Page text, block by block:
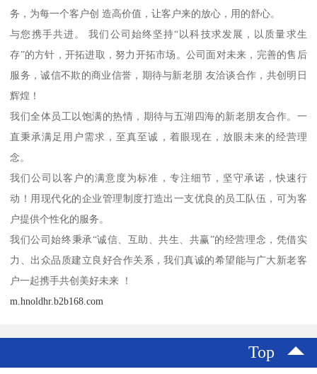
务，为每一个客户创 造高价值，让客户来的放心，用的舒心。
与您携手共进。 我们公司始终坚持“以科技求发展，以质量求生
存”的方针，开拓进取，努力开拓市场。公司面对未来，完善的售后
服务，诚信不欺的商业信誉，期待与新老朋 友洽谈合作，共创明日
辉煌！
我们全体员工以饱满的热情，期待与五湖四海的新老朋友合作。一
直秉承满足用户需求，至真至诚，着眼现在，放眼未来的经营理
念。
我们公司以客户的满意度为标准，专注细节，坚守承诺，快速行
动！用现代化的企业管理制度打造出一支优良的员工队伍，可为客
户提供个性化的服务。
我们公司始终秉承“诚信、互助、共生、共赢”的经营理念，凭借实
力、出众品质建立良好合作关系，我们真诚的希望能与广大新老客
户一起携手共创美好未来 ！
m.hnoldhr.b2b168.com
Top